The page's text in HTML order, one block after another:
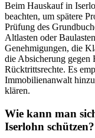
Beim Hauskauf in
beachten, um spätere
Prüfung des
Altlasten oder
Genehmigungen, die
die Absicherung
Rücktrittsrechte. Es
Immobilienanwalt
klären.
Wie kann man
Iserlohn schützen?